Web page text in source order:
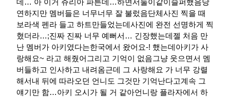
데… 아 이거 쥬리아 파튼데…하면서둘이같이슬퍼했음당
연하지만 멤버들은 너무너무 잘 불렀음단체사진 찍을 때
보라색 펜라 들고 하트만들었는데사진에 완전 선명하게 찍
혔더라…​;진짜 진짜 너무 예뻐서… 긴장했는데젤 처음 만
난 멤버가 아키였다는한국에서 왔어요-! 했는데아키가 사
랑해요~ 라고 해줬어그리고 기억이 없음그냥 웃으면서 멤
버들하고 인사하고 내려옴근데 그 사랑해요 가 너무 강렬
해서내 뒤에 따라오던 언니도 그것만 기억난다고계속 그
얘기만 함…아키 오시가 될 거 같아언니랑 플라자에서 하